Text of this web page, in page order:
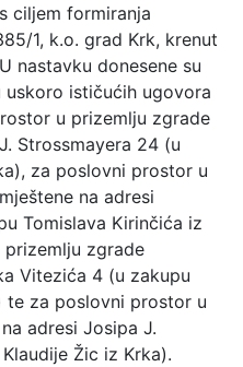
ciljem formiranja
1, k.o. grad Krk, krenut
nastavku donesene su
ističućih ugovora
u prizemlju zgrade
Strossmayera 24 (u
za poslovni prostor u
na adresi
Tomislava Kirinčića iz
zgrade
Vitezića 4 (u zakupu
te za poslovni prostor u
adresi Josipa J.
Žic iz Krka).